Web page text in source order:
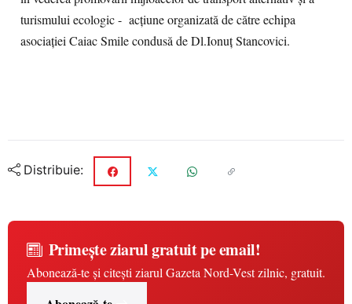
turismului ecologic - acțiune organizată de către echipa
asociației Caiac Smile condusă de Dl.Ionuț Stancovici.
Distribuie:
Primește ziarul gratuit pe email!
Abonează-te și citești ziarul Gazeta Nord-Vest zilnic, gratuit.